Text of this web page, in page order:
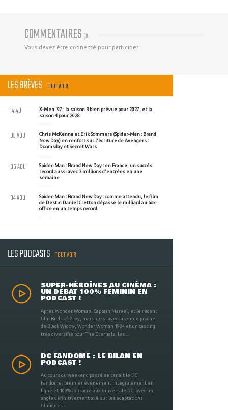
COMMENTAIRES (0)
Vous devez être connecté pour participer
LES BRÈVES TOUT VOIR
X-Men '97 : la saison 3 bien prévue pour 2027, et la
saison 4 pour 2028
14:40
Chris McKenna et Erik Sommers (Spider-Man : Brand
New Day) en renfort sur l'écriture de Avengers :
Doomsday et Secret Wars
06 AOU
Spider-Man : Brand New Day : en France, un succès
record aussi avec 3 millions d'entrées en une
semaine
05 AOU
Spider-Man : Brand New Day : comme attendu, le film
de Destin Daniel Cretton dépasse le milliard au box-
office en un temps record
04 AOU
LES PODCASTS TOUT VOIR
SUPER-HÉROÏNES AU CINÉMA :
UN DÉBAT 100% FÉMININ EN
PODCAST !
Après Wonder Woman, Captain Marvel, et le récent
film Birds of Prey, mais aussi avec la venue proche
de Black Widow, Wonder Woman 1984 et un casting
très diversifié pour The Eternals, les ...
DC FANDOME : LE BILAN EN
PODCAST !
Au cours du weekend passé se tenait le DC
Fandome, premier évènement intégralement en
ligne et 100% consacré aux univers de DC, avec un
angle définitivement axé sur les adaptations
filmiques ...